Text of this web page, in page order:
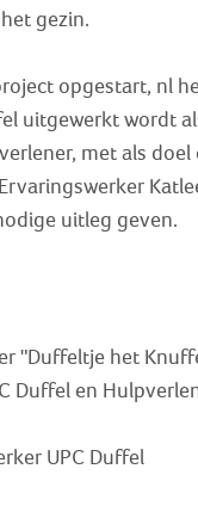
gezin.
opgestart, nl
uitgewerkt wordt
met als
uitleg geven.
"Duffeltje het
Duffel en
UPC Duffel